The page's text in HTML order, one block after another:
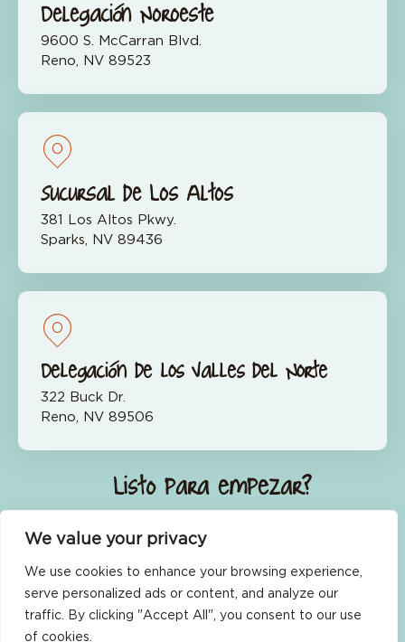
We value your privacy
We use cookies to enhance your browsing experience,
serve personalized ads or content, and analyze our
traffic. By clicking "Accept All", you consent to our use
of cookies.
Delegación Noroeste
9600 S. McCarran Blvd.
Reno, NV 89523
Sucursal de Los Altos
381 Los Altos Pkwy.
Sparks, NV 89436
Delegación de los Valles del Norte
322 Buck Dr.
Reno, NV 89506
¿Listo para empezar?
Únete ahora